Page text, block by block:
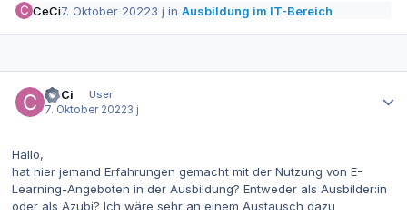
CeCi7. Oktober 20223 j inAusbildung im IT-Bereich
CeCi
User
7. Oktober 20223 j
Hallo,
hat hier jemand Erfahrungen gemacht mit der Nutzung von E-
Learning-Angeboten in der Ausbildung? Entweder als Ausbilder:in
oder als Azubi? Ich wäre sehr an einem Austausch dazu